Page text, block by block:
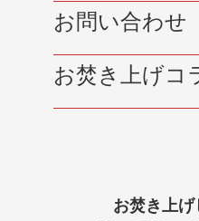
お問い合わせ
お焚き上げコ
お焚き上げ